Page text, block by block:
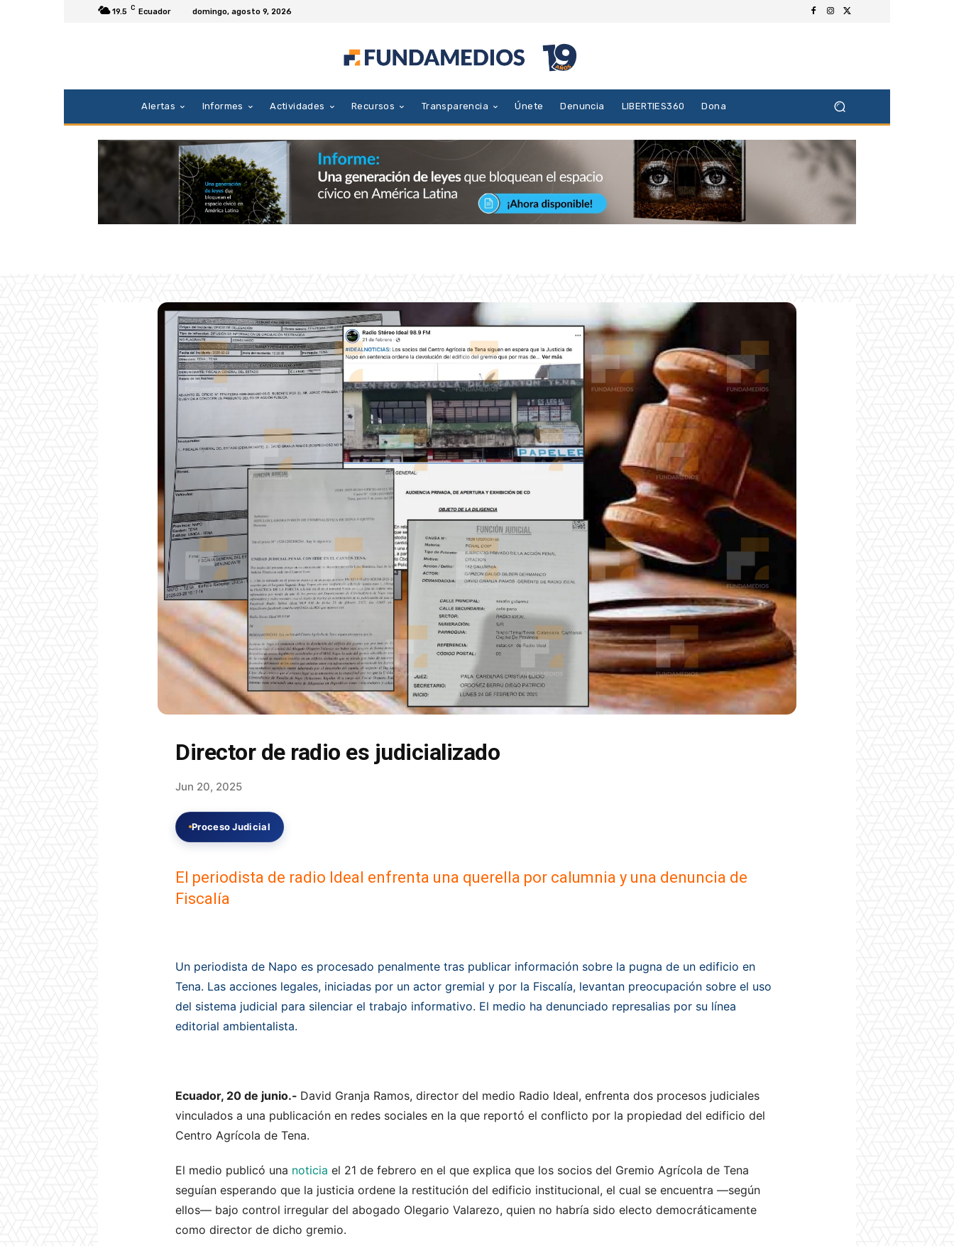
19.5 C Ecuador domingo, agosto 9, 2026
Alertas Informes Actividades Recursos Transparencia Únete Denuncia LIBERTIES360 Dona
Director de radio es judicializado
Jun 20, 2025
Proceso Judicial
El periodista de radio Ideal enfrenta una querella por calumnia y una denuncia de
Fiscalía
Un periodista de Napo es procesado penalmente tras publicar información sobre la pugna de un edificio en
Tena. Las acciones legales, iniciadas por un actor gremial y por la Fiscalía, levantan preocupación sobre el uso
del sistema judicial para silenciar el trabajo informativo. El medio ha denunciado represalias por su línea
editorial ambientalista.
Ecuador, 20 de junio.- David Granja Ramos, director del medio Radio Ideal, enfrenta dos procesos judiciales
vinculados a una publicación en redes sociales en la que reportó el conflicto por la propiedad del edificio del
Centro Agrícola de Tena.
El medio publicó una noticia el 21 de febrero en el que explica que los socios del Gremio Agrícola de Tena
seguían esperando que la justicia ordene la restitución del edificio institucional, el cual se encuentra —según
ellos— bajo control irregular del abogado Olegario Valarezo, quien no habría sido electo democráticamente
como director de dicho gremio.